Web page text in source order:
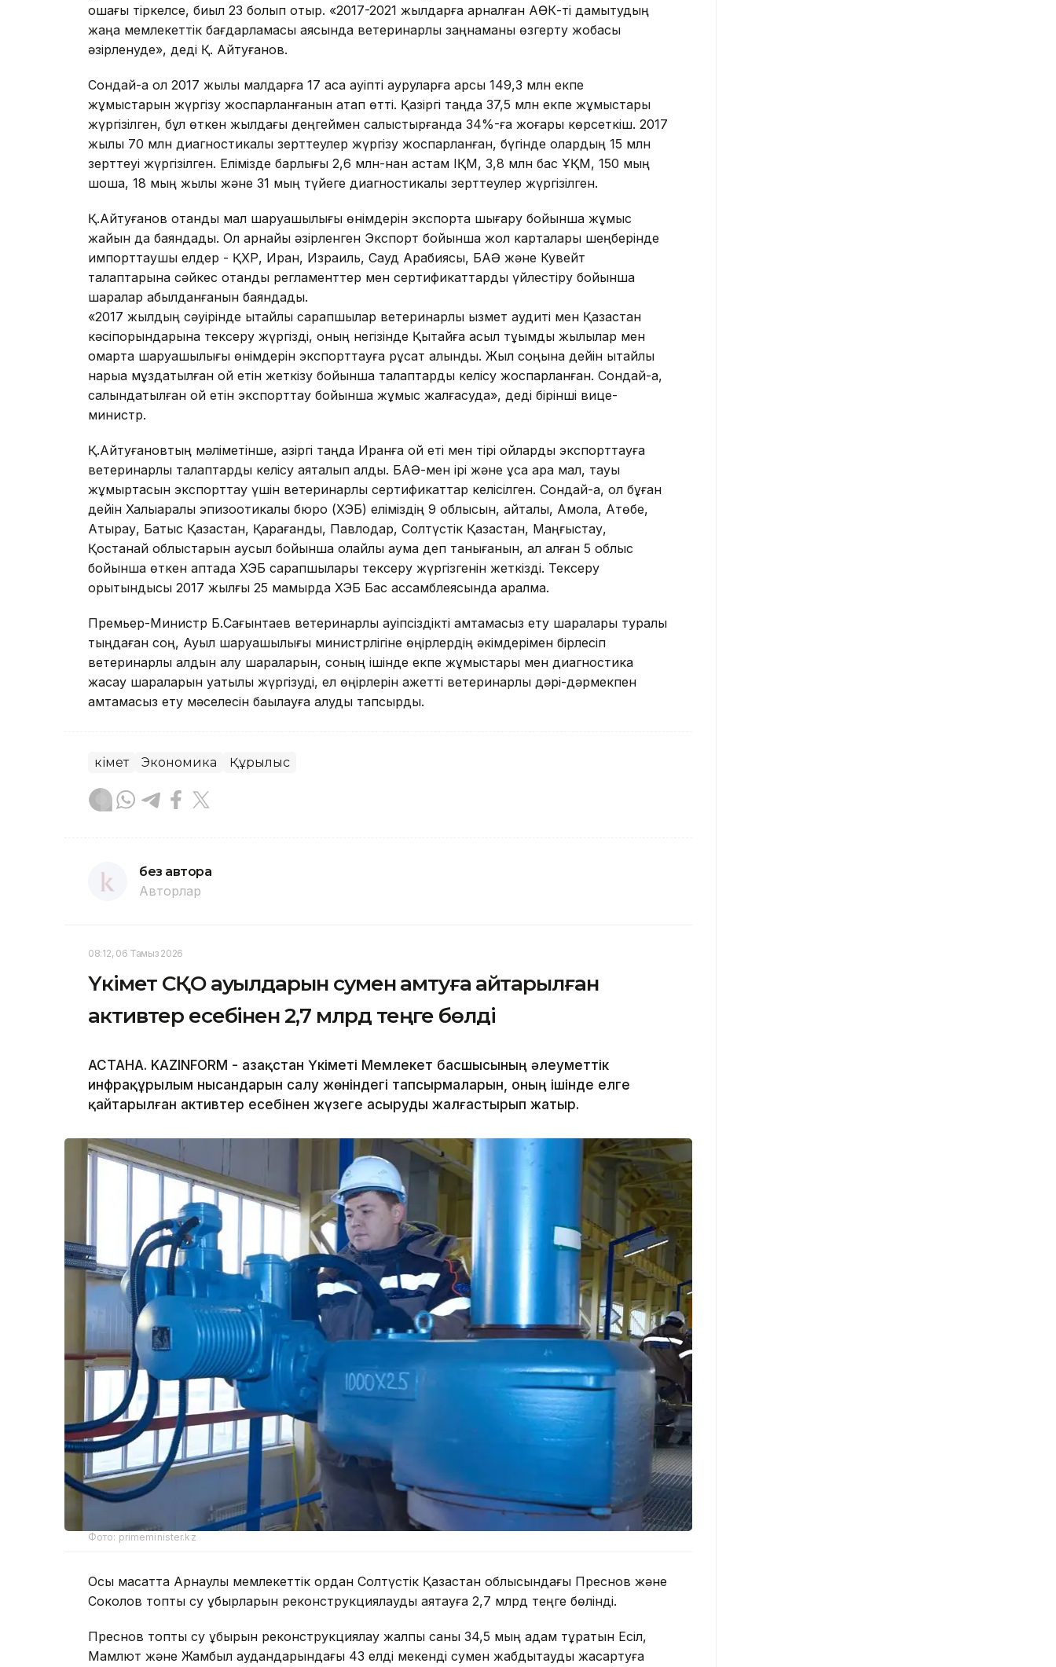
ошағы тіркелсе, биыл 23 болып отыр. «2017-2021 жылдарға арналған АӨК-ті дамытудың
жаңа мемлекеттік бағдарламасы аясында ветеринарлық заңнаманы өзгерту жобасы
әзірленуде», деді Қ. Айтуғанов.
Сондай-ақ ол 2017 жылы малдарға 17 аса қауіпті ауруларға қарсы 149,3 млн екпе
жұмыстарын жүргізу жоспарланғанын атап өтті. Қазіргі таңда 37,5 млн екпе жұмыстары
жүргізілген, бұл өткен жылдағы деңгеймен салыстырғанда 34%-ға жоғары көрсеткіш. 2017
жылы 70 млн диагностикалық зерттеулер жүргізу жоспарланған, бүгінде олардың 15 млн
зерттеуі жүргізілген. Елімізде барлығы 2,6 млн-нан астам ІҚМ, 3,8 млн бас ҰҚМ, 150 мың
шошқа, 18 мың жылқы және 31 мың түйеге диагностикалық зерттеулер жүргізілген.
Қ.Айтуғанов отандық мал шаруашылығы өнімдерін экспортқа шығару бойынша жұмыс
жайын да баяндады. Ол арнайы әзірленген Экспорт бойынша жол карталары шеңберінде
импорттаушы елдер - ҚХР, Иран, Израиль, Сауд Арабиясы, БАӘ және Кувейт
талаптарына сәйкес отандық регламенттер мен сертификаттарды үйлестіру бойынша
шаралар қабылданғанын баяндады.
«2017 жылдың сәуірінде қытайлық сарапшылар ветеринарлық қызмет аудиті мен Қазақстан
кәсіпорындарына тексеру жүргізді, оның негізінде Қытайға асыл тұқымды жылқылар мен
омарта шаруашылығы өнімдерін экспорттауға рұқсат алынды. Жыл соңына дейін қытайлық
нарыққа мұздатылған қой етін жеткізу бойынша талаптарды келісу жоспарланған. Сондай-ақ,
салқындатылған қой етін экспорттау бойынша жұмыс жалғасуда», деді бірінші вице-
министр.
Қ.Айтуғановтың мәліметінше, қазіргі таңда Иранға қой еті мен тірі қойларды экспорт­тауға
ветеринарлық талаптарды келісу аяқталып қалды. БАӘ-мен ірі және ұсақ қара мал, тауық
жұмыртқасын экспорттау үшін ветеринарлық сертификаттар келісілген. Сондай-ақ, ол бұған
дейін Халықаралық эпизоотикалық бюро (ХЭБ) еліміздің 9 облысын, айталық, Ақмола, Ақтөбе,
Аты­рау, Батыс Қазақстан, Қарағанды, Павлодар, Солтүстік Қазақстан, Маңғыстау,
Қостанай облыстарын аусыл бойынша қолайлы аумақ деп танығанын, ал қалған 5 облыс
бойынша өткен аптада ХЭБ сарапшылары тексеру жүргізгенін жеткізді. Тексеру
қорытындысы 2017 жылғы 25 мамырда ХЭБ Бас ассамблеясында қаралмақ.
Премьер-Министр Б.Сағынтаев ветеринарлық қауіпсіздікті қамтамасыз ету шаралары туралы
тыңдаған соң, Ауыл шаруашылығы министрлігіне өңірлердің әкімдерімен бірлесіп
ветеринарлық алдын алу шараларын, соның ішінде екпе жұмыстары мен диагностика
жасау шараларын уақ­тылы жүргізуді, ел өңірлерін қажетті ветеринарлық дәрі-дәрмекпен
қамтамасыз ету мәселесін бақылауға алуды тапсырды.
Үкімет Экономика Құрылыс
без автора
Авторлар
08:12, 06 Тамыз 2026
Үкімет СҚО ауылдарын сумен қамтуға қайтарылған
активтер есебінен 2,7 млрд теңге бөлді
АСТАНА. KAZINFORM - Қазақстан Үкіметі Мемлекет басшысының әлеуметтік
инфрақұрылым нысандарын салу жөніндегі тапсырмаларын, оның ішінде елге
қайтарылған активтер есебінен жүзеге асыруды жалғастырып жатыр.
Фото: primeminister.kz
Осы мақсатта Арнаулы мемлекеттік қордан Солтүстік Қазақстан облысындағы Преснов және
Соколов топтық су құбырларын реконструкциялауды аяқтауға 2,7 млрд теңге бөлінді.
Преснов топтық су құбырын реконструкциялау жалпы саны 34,5 мың адам тұратын Есіл,
Мамлют және Жамбыл аудандарындағы 43 елді мекенді сумен жабдықтауды жақсартуға